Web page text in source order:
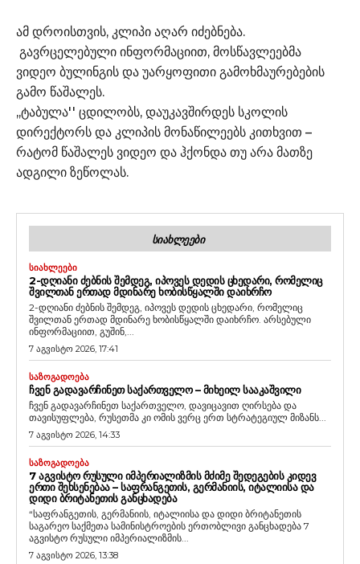
ამ დროისთვის, კლიპი აღარ იძებნება.
გავრცელებული ინფორმაციით, მოსწავლეებმა
ვიდეო ბულინგის და უარყოფითი გამოხმაურებების
გამო წაშალეს.
,,ტაბულა'' ცდილობს, დაუკავშირდეს სკოლის
დირექტორს და კლიპის მონაწილეებს კითხვით –
რატომ წაშალეს ვიდეო და ჰქონდა თუ არა მათზე
ადგილი ზეწოლას.
ᲡᲘᲐᲮᲚᲔᲔᲑᲘ
ᲡᲘᲐᲮᲚᲔᲔᲑᲘ
2-ᲓᲦᲘᲐᲜᲘ ᲫᲔᲑᲜᲘᲡ ᲨᲔᲛᲓᲔᲒ, ᲘᲞᲝᲕᲔᲡ ᲓᲔᲓᲘᲡ ᲪᲮᲔᲓᲐᲠᲘ, ᲠᲝᲛᲔᲚᲘᲪ
ᲨᲕᲘᲚᲗᲐᲜ ᲔᲠᲗᲐᲓ ᲛᲓᲘᲜᲐᲠᲔ ᲮᲝᲑᲘᲡᲬᲧᲐᲚᲨᲘ ᲓᲐᲘᲮᲠᲩᲝ
2-დღიანი ძებნის შემდეგ, იპოვეს დედის ცხედარი, რომელიც
შვილთან ერთად მდინარე ხობისწყალში დაიხრჩო. არსებული
ინფორმაციით, გუშინ,...
7 აგვისტო 2026, 17:41
ᲡᲐᲖᲝᲒᲐᲓᲝᲔᲑᲐ
ᲩᲕᲔᲜ ᲒᲐᲓᲐᲕᲐᲠᲩᲘᲜᲔᲗ ᲡᲐᲥᲐᲠᲗᲕᲔᲚᲝ – ᲛᲘᲮᲔᲘᲚ ᲡᲐᲐᲙᲐᲨᲕᲘᲚᲘ
ჩვენ გადავარჩინეთ საქართველო, დავიცავით ღირსება და
თავისუფლება, რუსეთმა კი ომის ვერც ერთ სტრატეგიულ მიზანს...
7 აგვისტო 2026, 14:33
ᲡᲐᲖᲝᲒᲐᲓᲝᲔᲑᲐ
7 ᲐᲒᲕᲘᲡᲢᲝ ᲠᲣᲡᲣᲚᲘ ᲘᲛᲞᲔᲠᲘᲐᲚᲘᲖᲛᲘᲡ ᲛᲫᲘᲛᲔ ᲨᲔᲓᲔᲒᲔᲑᲘᲡ ᲙᲘᲓᲔᲕ
ᲔᲠᲗᲘ ᲨᲔᲮᲡᲔᲜᲔᲑᲐᲐ – ᲡᲐᲤᲠᲐᲜᲒᲔᲗᲘᲡ, ᲒᲔᲠᲛᲐᲜᲘᲘᲡ, ᲘᲢᲐᲚᲘᲘᲡᲐ ᲓᲐ
ᲓᲘᲓᲘ ᲑᲠᲘᲢᲐᲜᲔᲗᲘᲡ ᲒᲐᲜᲪᲮᲐᲓᲔᲑᲐ
“საფრანგეთის, გერმანიის, იტალიისა და დიდი ბრიტანეთის
საგარეო საქმეთა სამინისტროების ერთობლივი განცხადება 7
აგვისტო რუსული იმპერიალიზმის...
7 აგვისტო 2026, 13:38